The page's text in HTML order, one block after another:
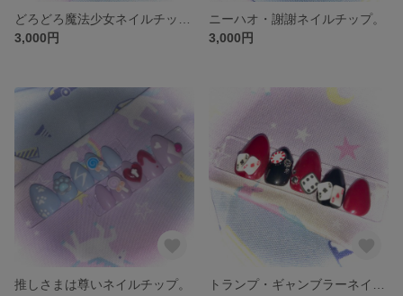
3,000円
ニーハオ・謝謝ネイルチップ。
3,000円
推しさまは尊いネイルチップ。